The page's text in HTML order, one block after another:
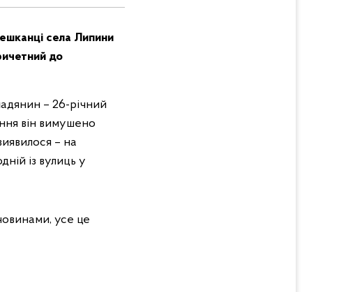
села Липини
до
– 26-річний
він вимушено
– на
із вулиць у
усе це